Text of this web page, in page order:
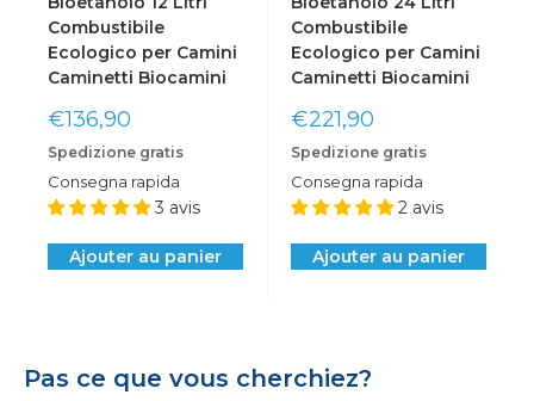
Combustibile
Ecologico per Camini
Caminetti Biocamini
Prix
réduit
€136,90
Spedizione gratis
Consegna rapida
3 avis
Ajouter au panier
Combustibile
Ecologico per Camini
Caminetti Biocamini
Prix
réduit
€221,90
Spedizione gratis
Consegna rapida
2 avis
Ajouter au panier
Pas ce que vous cherchiez?